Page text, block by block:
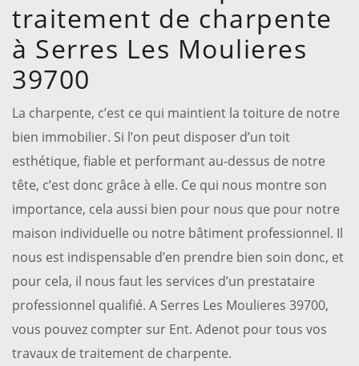
traitement de charpente
à Serres Les Moulieres
39700
La charpente, c’est ce qui maintient la toiture de notre
bien immobilier. Si l’on peut disposer d’un toit
esthétique, fiable et performant au-dessus de notre
tête, c’est donc grâce à elle. Ce qui nous montre son
importance, cela aussi bien pour nous que pour notre
maison individuelle ou notre bâtiment professionnel. Il
nous est indispensable d’en prendre bien soin donc, et
pour cela, il nous faut les services d’un prestataire
professionnel qualifié. A Serres Les Moulieres 39700,
vous pouvez compter sur Ent. Adenot pour tous vos
travaux de traitement de charpente.